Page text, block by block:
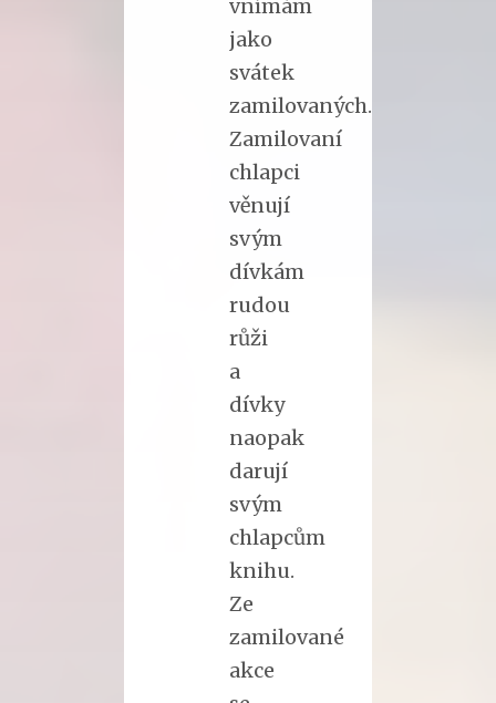
vnímám
jako
svátek
zamilovaných.
Zamilovaní
chlapci
věnují
svým
dívkám
rudou
růži
a
dívky
naopak
darují
svým
chlapcům
knihu.
Ze
zamilované
akce